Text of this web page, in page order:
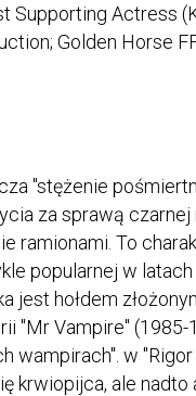
Supporting Actress
Golden Horse
"stężenie
za sprawą
ramionami. To
popularnej w
jest hołdem
"Mr Vampire"
wampirach". w
krwiopijca, ale nadto